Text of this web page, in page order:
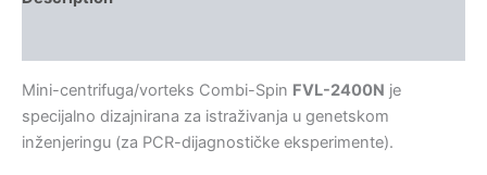
Mini-centrifuga/vorteks Combi-Spin FVL-2400N je
specijalno dizajnirana za istraživanja u genetskom
inženjeringu (za PCR-dijagnostičke eksperimente).